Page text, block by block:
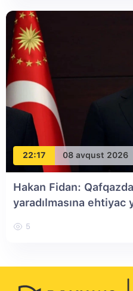
22:17 08 avqust 2026
Hakan Fidan:
yaradılmasına ehtiyac
5